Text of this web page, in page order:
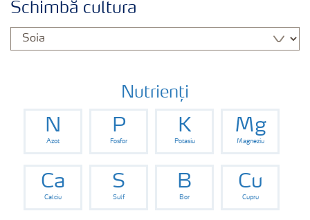
Produse
Norme de siguranță
Publicații
Schimbă cultura
Nutrienți
N
Azot
P
Fosfor
K
Potasiu
Mg
Magneziu
Ca
Calciu
S
Sulf
B
Bor
Cu
Cupru